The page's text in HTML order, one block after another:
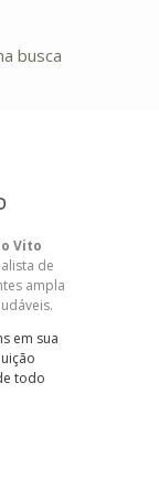
busca
Vito
de
ampla
em sua
todo